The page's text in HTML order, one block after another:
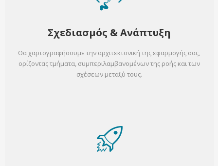
Σχεδιασμός & Ανάπτυξη
Θα χαρτογραφήσουμε την αρχιτεκτονική της εφαρμογής σας,
ορίζοντας τμήματα, συμπεριλαμβανομένων της ροής και των
σχέσεων μεταξύ τους.